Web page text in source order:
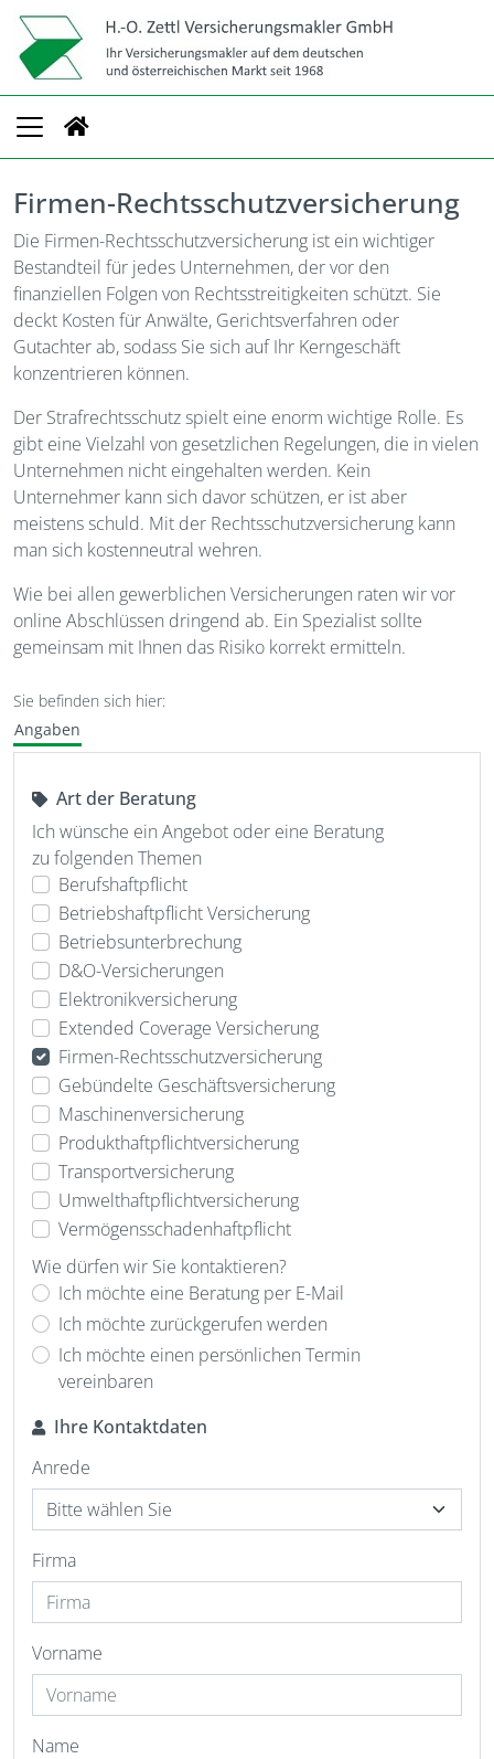
Firmen-Rechtsschutzversicherung
Die Firmen-Rechtsschutzversicherung ist ein wichtiger
Bestandteil für jedes Unternehmen, der vor den
finanziellen Folgen von Rechtsstreitigkeiten schützt. Sie
deckt Kosten für Anwälte, Gerichtsverfahren oder
Gutachter ab, sodass Sie sich auf Ihr Kerngeschäft
konzentrieren können.
Der Strafrechtsschutz spielt eine enorm wichtige Rolle. Es
gibt eine Vielzahl von gesetzlichen Regelungen, die in vielen
Unternehmen nicht eingehalten werden. Kein
Unternehmer kann sich davor schützen, er ist aber
meistens schuld. Mit der Rechtsschutzversicherung kann
man sich kostenneutral wehren.
Wie bei allen gewerblichen Versicherungen raten wir vor
online Abschlüssen dringend ab. Ein Spezialist sollte
gemeinsam mit Ihnen das Risiko korrekt ermitteln.
Sie befinden sich hier:
Angaben
Art der Beratung
Ich wünsche ein Angebot oder eine Beratung
zu folgenden Themen
Berufshaftpflicht
Betriebshaftpflicht Versicherung
Betriebsunterbrechung
D&O-Versicherungen
Elektronikversicherung
Extended Coverage Versicherung
Firmen-Rechtsschutzversicherung
Gebündelte Geschäftsversicherung
Maschinenversicherung
Produkthaftpflichtversicherung
Transportversicherung
Umwelthaftpflichtversicherung
Vermögensschadenhaftpflicht
Wie dürfen wir Sie kontaktieren?
Ich möchte eine Beratung per E-Mail
Ich möchte zurückgerufen werden
Ich möchte einen persönlichen Termin
vereinbaren
Ihre Kontaktdaten
Anrede
Firma
Vorname
Name